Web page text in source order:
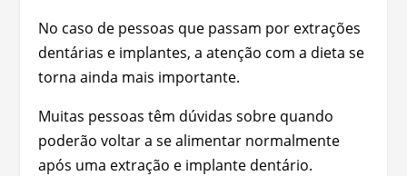
No caso de pessoas que passam por extrações
dentárias e implantes, a atenção com a dieta se
torna ainda mais importante.
Muitas pessoas têm dúvidas sobre quando
poderão voltar a se alimentar normalmente
após uma extração e implante dentário.